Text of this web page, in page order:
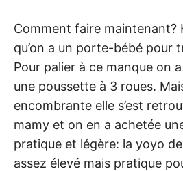
Comment faire maintenant?
qu’on a un porte-bébé pour
Pour palier à ce manque on
une poussette à 3 roues.
encombrante elle s’est
mamy et on en a achetée
pratique et légère: la yoyo
assez élevé mais pratique